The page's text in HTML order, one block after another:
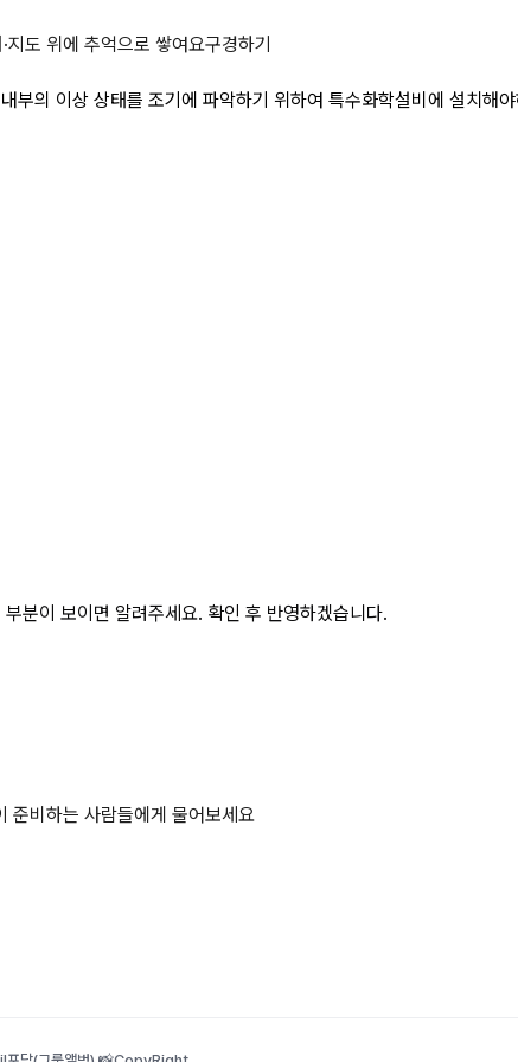
세 페이지
지도 위에 추억으로 쌓여요구경하기
부의 이상 상태를 조기에 파악하기 위하여 특수화학설비에 설치해
분이 보이면 알려주세요. 확인 후 반영하겠습니다.
준비하는 사람들에게 물어보세요